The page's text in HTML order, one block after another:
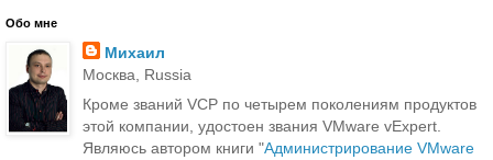
Обо мне
Михаил
Москва, Russia
Кроме званий VCP по четырем поколениям продуктов
этой компании, удостоен звания VMware vExpert.
Являюсь автором книги "Администрирование VMware